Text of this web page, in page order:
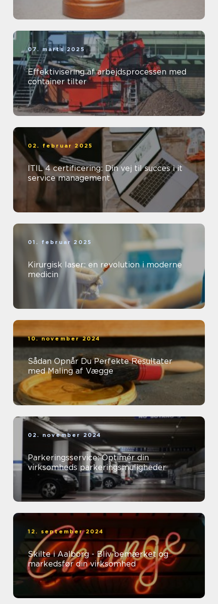
07. marts 2025
Effektivisering af arbejdsprocessen med
container tilter
02. februar 2025
ITIL 4 certificering: Din vej til succes i it
service management
01. februar 2025
Kirurgisk laser: en revolution i moderne
medicin
10. november 2024
Sådan Opnår Du Perfekte Resultater
med Maling af Vægge
02. november 2024
Parkeringsservice: Optimér din
virksomheds parkeringsmuligheder
12. september 2024
Skilte i Aalborg - Bliv bemærket og
markedsfør din virksomhed